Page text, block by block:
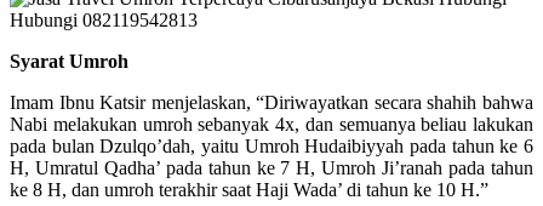
Syarat Umroh
Imam Ibnu Katsir menjelaskan, “Diriwayatkan secara shahih bahwa
Nabi melakukan umroh sebanyak 4x, dan semuanya beliau lakukan
pada bulan Dzulqo’dah, yaitu Umroh Hudaibiyyah pada tahun ke 6
H, Umratul Qadha’ pada tahun ke 7 H, Umroh Ji’ranah pada tahun
ke 8 H, dan umroh terakhir saat Haji Wada’ di tahun ke 10 H.”